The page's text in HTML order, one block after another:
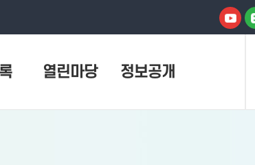
열린마당 정보공개